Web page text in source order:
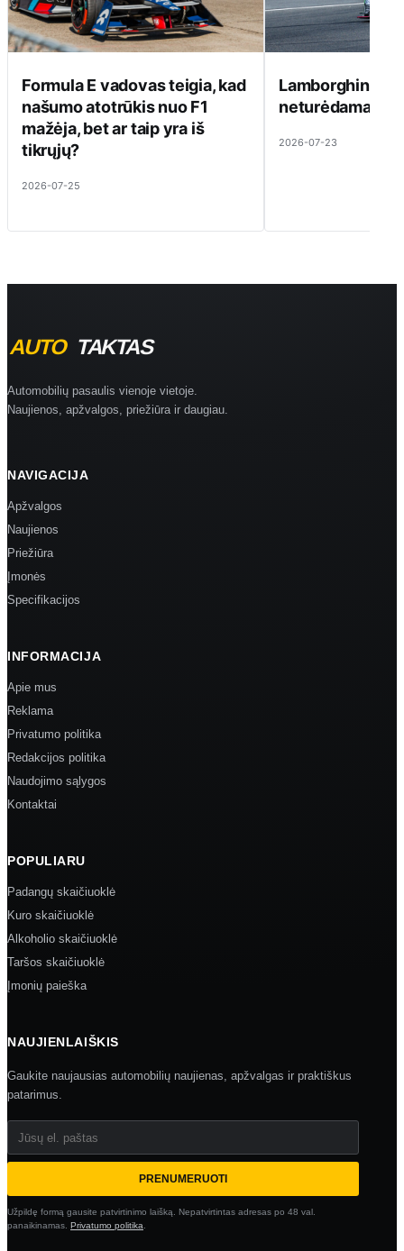
Formula E vadovas teigia, kad
našumo atotrūkis nuo F1
mažėja, bet ar taip yra iš
tikrųjų?
2026-07-25
Lamborghini
neturėdama ką
2026-07-23
Automobilių pasaulis vienoje vietoje.
Naujienos, apžvalgos, priežiūra ir daugiau.
NAVIGACIJA
Apžvalgos
Naujienos
Priežiūra
Įmonės
Specifikacijos
INFORMACIJA
Apie mus
Reklama
Privatumo politika
Redakcijos politika
Naudojimo sąlygos
Kontaktai
POPULIARU
Padangų skaičiuoklė
Kuro skaičiuoklė
Alkoholio skaičiuoklė
Taršos skaičiuoklė
Įmonių paieška
NAUJIENLAIŠKIS
Gaukite naujausias automobilių naujienas, apžvalgas ir praktiškus
patarimus.
Jūsų el. paštas
PRENUMERUOTI
Užpildę formą gausite patvirtinimo laišką. Nepatvirtintas adresas po 48 val.
panaikinamas. Privatumo politika.